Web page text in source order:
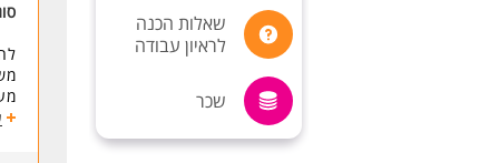
שאלות הכנה
לראיון עבודה
שכר